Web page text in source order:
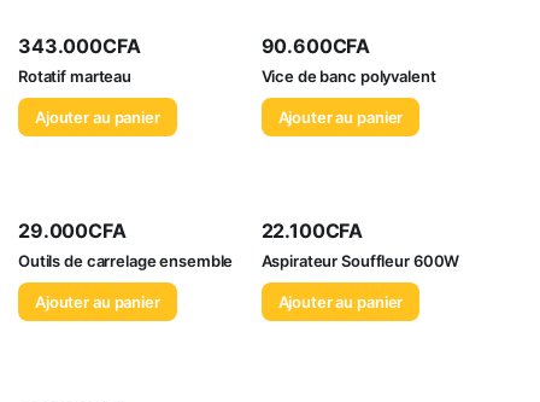
343.000CFA
Rotatif marteau
Ajouter au panier
90.600CFA
Vice de banc polyvalent
Ajouter au panier
29.000CFA
Outils de carrelage ensemble
Ajouter au panier
22.100CFA
Aspirateur Souffleur 600W
Ajouter au panier